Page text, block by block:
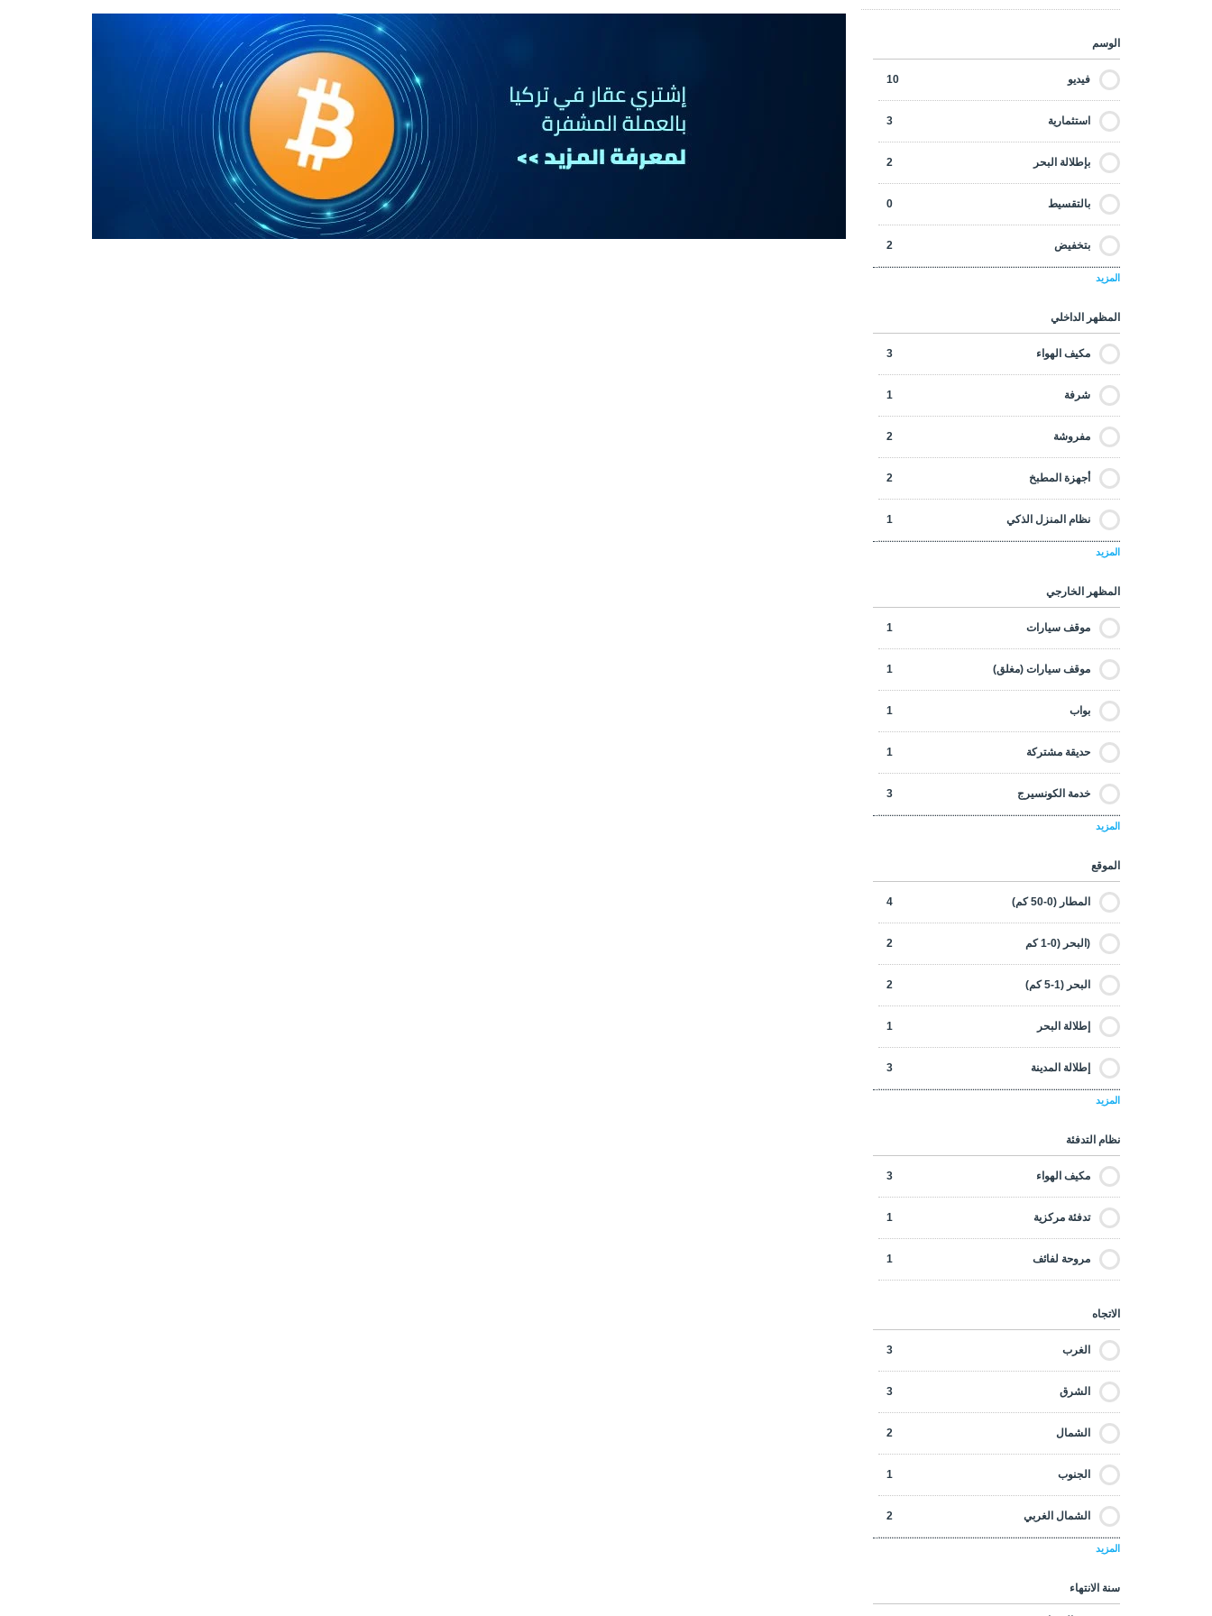
الوسم
فيديو 10
استثمارية 3
بإطلالة البحر 2
بالتقسيط 0
بتخفيض 2
المزيد
المظهر الداخلي
مكيف الهواء 3
شرفة 1
مفروشة 2
أجهزة المطبخ 2
نظام المنزل الذكي 1
المزيد
المظهر الخارجي
موقف سيارات 1
موقف سيارات (مغلق) 1
بواب 1
حديقة مشتركة 1
خدمة الكونسيرج 3
المزيد
الموقع
المطار (0-50 كم) 4
(البحر (0-1 كم 2
البحر (1-5 كم) 2
إطلالة البحر 1
إطلالة المدينة 3
المزيد
نظام التدفئة
مكيف الهواء 3
تدفئة مركزية 1
مروحة لفائف 1
الاتجاه
الغرب 3
الشرق 3
الشمال 2
الجنوب 1
الشمال الغربي 2
المزيد
سنة الانتهاء